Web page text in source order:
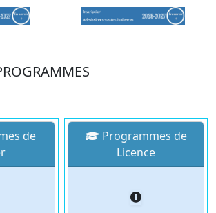
de
Programmes de
Licence